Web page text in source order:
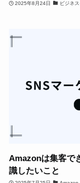
2025年8月24日 ビジネ
Amazonは集客で
識したいこと